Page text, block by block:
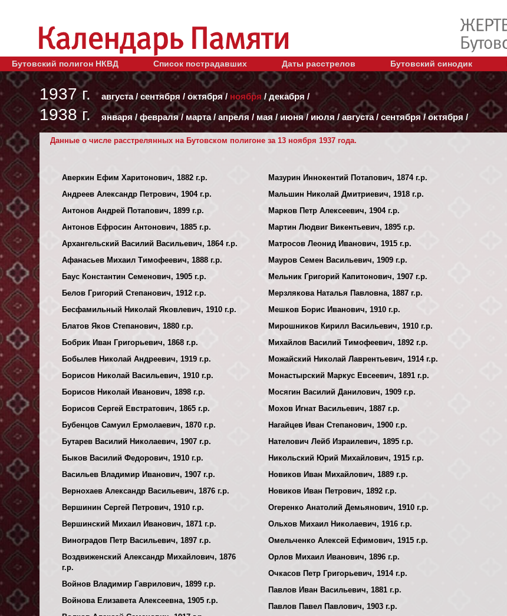
Бутовский полигон НКВД Список пострадавших Даты расстрелов Бутовский синодик
1937 г. августа/сентября / октября/ ноября /декабря /
1938 г. января/февраля/ марта/апреля / мая /июня/июля /августа/ сентября/октября /
Данные о числе расстрелянных на Бутовском полигоне за 13 ноября 1937 года.
Аверкин Ефим Харитонович, 1882 г.р.
Андреев Александр Петрович, 1904 г.р.
Антонов Андрей Потапович, 1899 г.р.
Антонов Ефросин Антонович, 1885 г.р.
Архангельский Василий Васильевич, 1864 г.р.
Афанасьев Михаил Тимофеевич, 1888 г.р.
Баус Константин Семенович, 1905 г.р.
Белов Григорий Степанович, 1912 г.р.
Бесфамильный Николай Яковлевич, 1910 г.р.
Блатов Яков Степанович, 1880 г.р.
Бобрик Иван Григорьевич, 1868 г.р.
Бобылев Николай Андреевич, 1919 г.р.
Борисов Николай Васильевич, 1910 г.р.
Борисов Николай Иванович, 1898 г.р.
Борисов Сергей Евстратович, 1865 г.р.
Бубенцов Самуил Ермолаевич, 1870 г.р.
Бутарев Василий Николаевич, 1907 г.р.
Быков Василий Федорович, 1910 г.р.
Васильев Владимир Иванович, 1907 г.р.
Вернохаев Александр Васильевич, 1876 г.р.
Вершинин Сергей Петрович, 1910 г.р.
Вершинский Михаил Иванович, 1871 г.р.
Виноградов Петр Васильевич, 1897 г.р.
Воздвиженский Александр Михайлович, 1876
г.р.
Войнов Владимир Гаврилович, 1899 г.р.
Войнова Елизавета Алексеевна, 1905 г.р.
Мазурин Иннокентий Потапович, 1874 г.р.
Мальшин Николай Дмитриевич, 1918 г.р.
Марков Петр Алексеевич, 1904 г.р.
Мартин Людвиг Викентьевич, 1895 г.р.
Матросов Леонид Иванович, 1915 г.р.
Мауров Семен Васильевич, 1909 г.р.
Мельник Григорий Капитонович, 1907 г.р.
Мерзлякова Наталья Павловна, 1887 г.р.
Мешков Борис Иванович, 1910 г.р.
Мирошников Кирилл Васильевич, 1910 г.р.
Михайлов Василий Тимофеевич, 1892 г.р.
Можайский Николай Лаврентьевич, 1914 г.р.
Монастырский Маркус Евсеевич, 1891 г.р.
Мосягин Василий Данилович, 1909 г.р.
Мохов Игнат Васильевич, 1887 г.р.
Нагайцев Иван Степанович, 1900 г.р.
Нателович Лейб Израилевич, 1895 г.р.
Никольский Юрий Михайлович, 1915 г.р.
Новиков Иван Михайлович, 1889 г.р.
Новиков Иван Петрович, 1892 г.р.
Огеренко Анатолий Демьянович, 1910 г.р.
Ольхов Михаил Николаевич, 1916 г.р.
Омельченко Алексей Ефимович, 1915 г.р.
Орлов Михаил Иванович, 1896 г.р.
Очкасов Петр Григорьевич, 1914 г.р.
Павлов Иван Васильевич, 1881 г.р.
Павлов Павел Павлович, 1903 г.р.